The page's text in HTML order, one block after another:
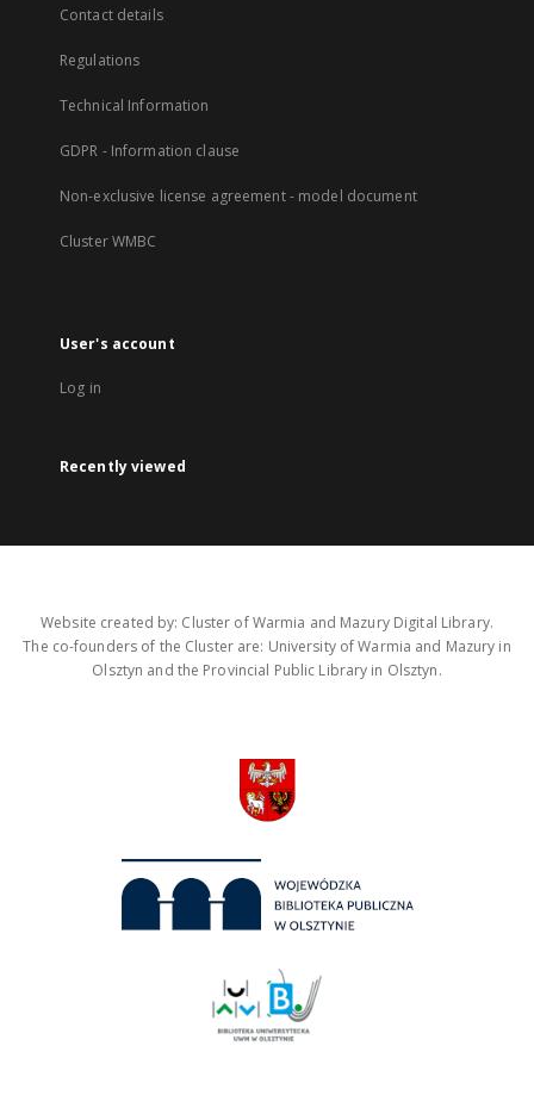
Contact details
Regulations
Technical Information
GDPR - Information clause
Non-exclusive license agreement - model document
Cluster WMBC
User's account
Log in
Recently viewed
Website created by: Cluster of Warmia and Mazury Digital Library.
The co-founders of the Cluster are: University of Warmia and Mazury in
Olsztyn and the Provincial Public Library in Olsztyn.